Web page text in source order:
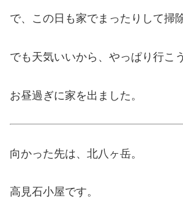
で、この日も家でまったりして掃
でも天気いいから、やっぱり行こ
お昼過ぎに家を出ました。
向かった先は、北八ヶ岳。
高見石小屋です。